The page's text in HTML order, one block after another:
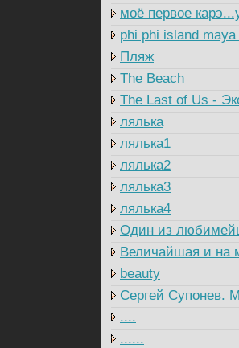
моё первое
phi phi island maya
Пляж
The Beach
The Last of Us -
лялька
лялька1
лялька2
лялька3
лялька4
Один из
Величайшая и на
beauty
Сергей Супонев.
....
......